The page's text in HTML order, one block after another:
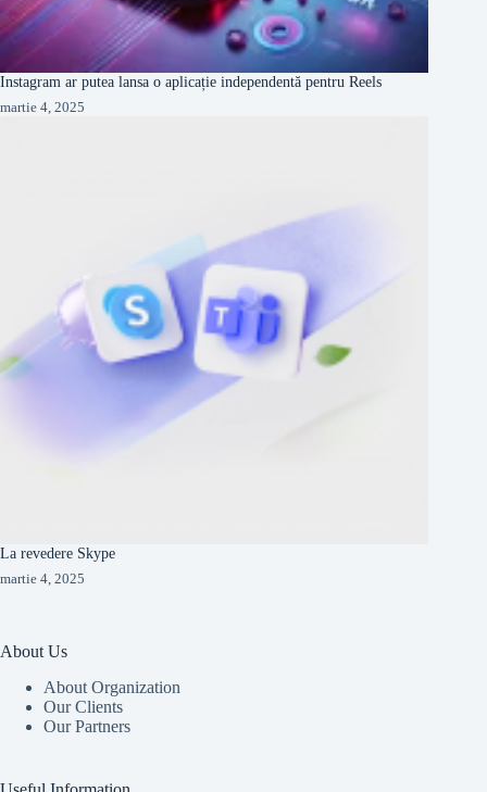
Instagram ar putea lansa o aplicație independentă pentru Reels
martie 4, 2025
La revedere Skype
martie 4, 2025
About Us
About Organization
Our Clients
Our Partners